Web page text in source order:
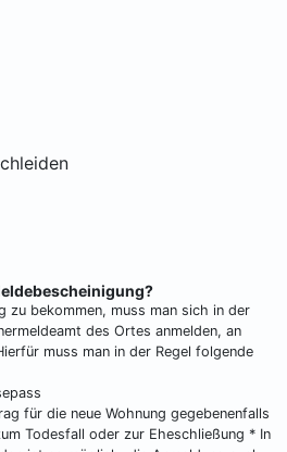
zu bekommen, muss man sich in der
des Ortes anmelden, an
muss man in der Regel folgende
für die neue Wohnung gegebenenfalls
Todesfall oder zur Eheschließung * In